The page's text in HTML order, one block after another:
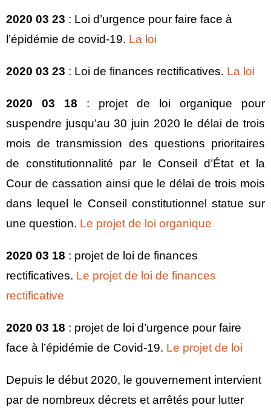
2020 03 23 : Loi d’urgence pour faire face à
l’épidémie de covid-19. La loi
2020 03 23 : Loi de finances rectificatives. La loi
2020 03 18 : projet de loi organique pour
suspendre jusqu’au 30 juin 2020 le délai de trois
mois de transmission des questions prioritaires
de constitutionnalité par le Conseil d’État et la
Cour de cassation ainsi que le délai de trois mois
dans lequel le Conseil constitutionnel statue sur
une question. Le projet de loi organique
2020 03 18 : projet de loi de finances
rectificatives. Le projet de loi de finances
rectificative
2020 03 18 : projet de loi d’urgence pour faire
face à l’épidémie de Covid-19. Le projet de loi
Depuis le début 2020, le gouvernement intervient
par de nombreux décrets et arrêtés pour lutter